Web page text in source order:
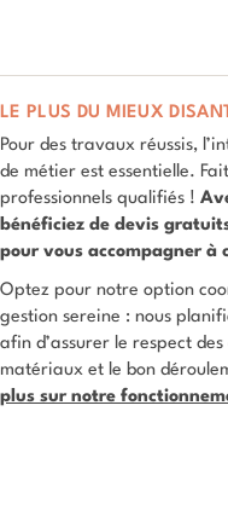
LE PLUS DU MIEUX
Pour des travaux réussis,
de métier est essentielle.
professionnels qualifiés !
bénéficiez de devis
pour vous accompagner à
Optez pour notre option
gestion sereine : nous
afin d’assurer le respect
matériaux et le bon
plus sur notre